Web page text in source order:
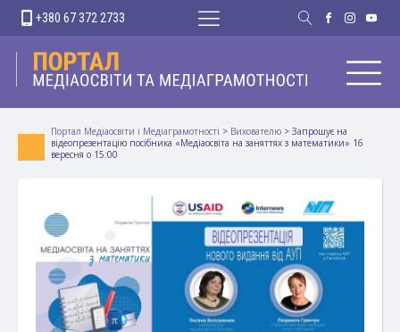
+380 67 372 2733
Портал Медіаосвіти і Медіаграмотності > Вихователю > Запрошує на
відеопрезентацію посібника «Медіаосвіта на заняттях з математики» 16
вересня о 15:00